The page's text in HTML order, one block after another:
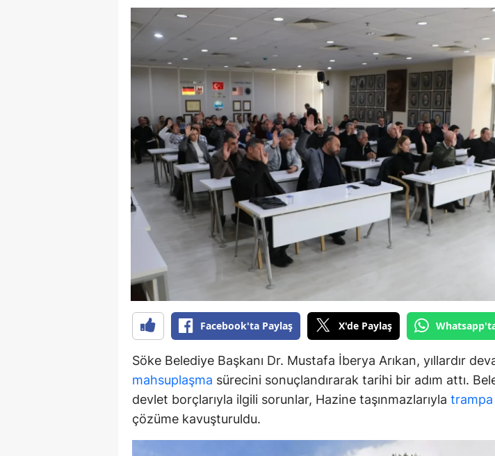
Batman
Şırnak
Bartın
Ardahan
Iğdır
Yalova
Karabük
Osmaniye
Facebook'ta Paylaş X'de Paylaş
Söke Belediye Başkanı Dr. Mustafa İberya Arıkan, yıllardır
mahsuplaşma sürecini sonuçlandırarak tarihi bir adım attı.
devlet borçlarıyla ilgili sorunlar, Hazine taşınmazlarıyla trampa
çözüme kavuşturuldu.